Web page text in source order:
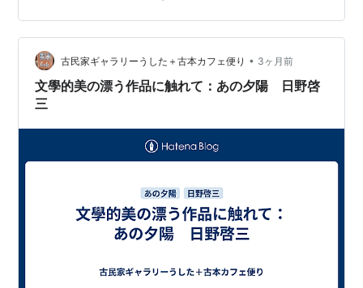
で、まあ、実直に頑張るしかない。 今日も、批評めいた
ことをしたいと思う。 赤い月 日野啓三 （『あの夕陽』
所収） 集英社文庫 １９７６年 朝鮮で、敗走を続けた日
本人たち。大八車を 押して、日本への帰還を希望し、つ
いさっき まで、日本人の方が威張っていたのに、今や、
殴られ、蹴られ、血反吐を吐…
古民家ギャラリーうした＋古本カフェ便り • 3ヶ月前
文學的美の漂う作品に触れて：あの夕陽 日野啓
三